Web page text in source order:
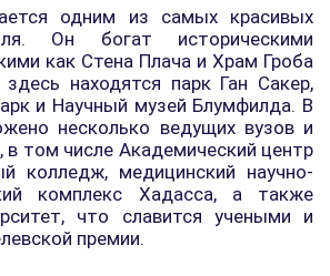
одним из самых красивых
Он богат историческими
как Стена Плача и Храм Гроба
находятся парк Ган Сакер,
и Научный музей Блумфилда. В
несколько ведущих вузов и
в том числе Академический центр
колледж, медицинский научно-
комплекс Хадасса, а также
что славится учеными и
премии.